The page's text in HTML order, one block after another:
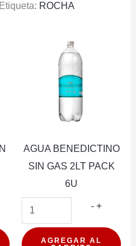
Etiqueta: ROCHA
AGUA BENEDICTINO
SIN GAS 2LT PACK
6U
- AGUA
SIN
+
AGREGAR AL